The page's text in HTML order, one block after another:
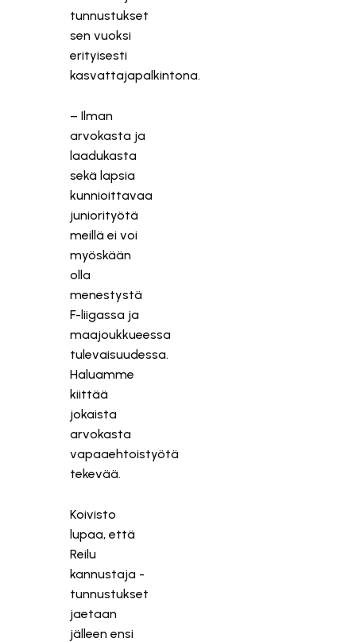
tunnustukset
sen vuoksi
erityisesti
kasvattajapalkintona.
– Ilman
arvokasta ja
laadukasta
sekä lapsia
kunnioittavaa
juniorityötä
meillä ei voi
myöskään
olla
menestystä
F-liigassa ja
maajoukkueessa
tulevaisuudessa.
Haluamme
kiittää
jokaista
arvokasta
vapaaehtoistyötä
tekevää.
Koivisto
lupaa, että
Reilu
kannustaja -
tunnustukset
jaetaan
jälleen ensi